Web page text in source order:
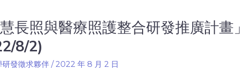
長照與醫療照護整合研發推廣計畫」
8/2)
研發徵求夥伴 / 2022 年 8 月 2 日